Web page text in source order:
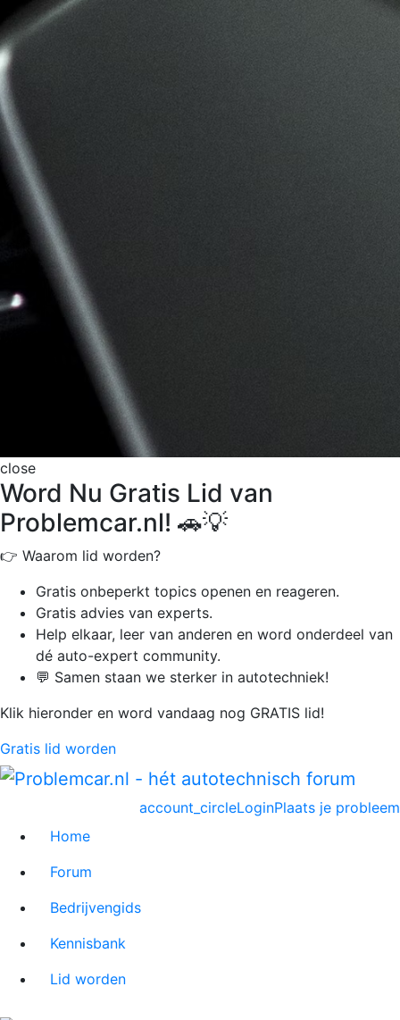
close
Word Nu Gratis Lid van
Problemcar.nl! 🚗💡
👉 Waarom lid worden?
Gratis onbeperkt topics openen en reageren.
Gratis advies van experts.
Help elkaar, leer van anderen en word onderdeel van
dé auto-expert community.
💬 Samen staan we sterker in autotechniek!
Klik hieronder en word vandaag nog GRATIS lid!
Gratis lid worden
Plaats je probleem
account_circleLogin
Home
Forum
Bedrijvengids
Kennisbank
Lid worden